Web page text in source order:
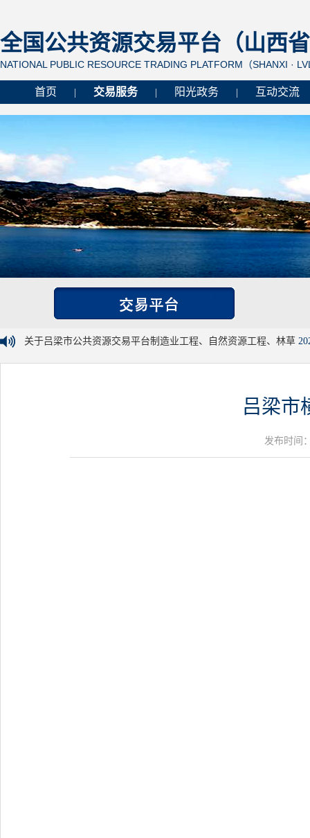
全国公共资源交易平台（山西
NATIONAL PUBLIC RESOURCE TRADING PLATFORM（SHANXI ·
首页 交易服务 阳光政务 互动交流
关于吕梁市公共资源交易平台制造业工程、自然资源工程、林草
吕梁市
发布时间